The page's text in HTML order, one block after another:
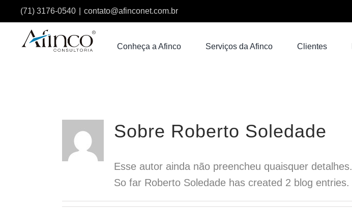
para
(71) 3176-0540 contato@afinconet.com.br
Conheça a Afinco Serviços da Afinco Clientes
Sobre Roberto Soledade
Esse autor ainda não preencheu quaisquer detalhes.
So far Roberto Soledade has created 2 blog entries.